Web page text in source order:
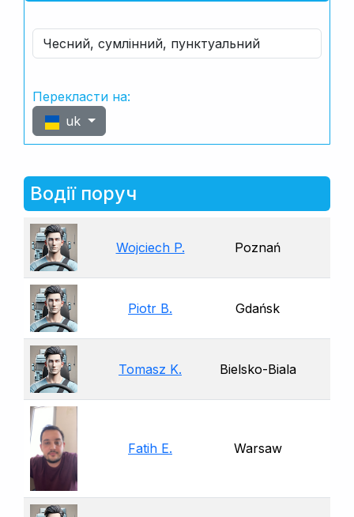
Чесний, сумлінний, пунктуальний
Перекласти на:
uk
Водії поруч
Wojciech P. Poznań
Piotr B. Gdańsk
Tomasz K. Bielsko-Biala
Fatih E. Warsaw